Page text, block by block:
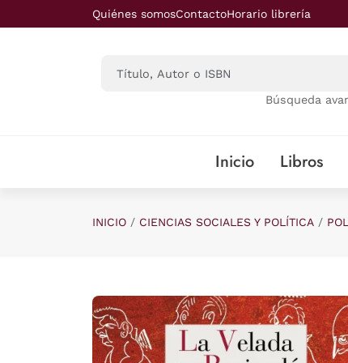
Saltar al contenido principal
Quiénes somosContactoHorario librería
Búsqueda
Inicio Libros
INICIO CIENCIAS SOCIALES Y POLÍTICA